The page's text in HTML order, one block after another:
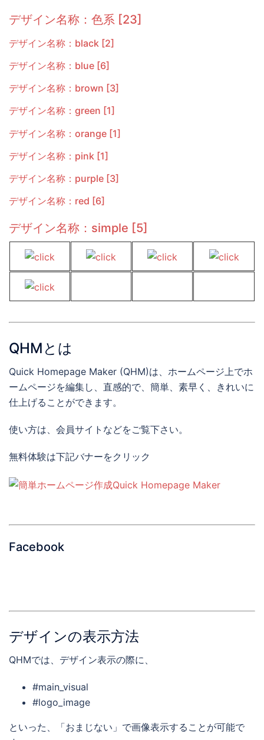
デザイン名称：色系 [23]
デザイン名称：black [2]
デザイン名称：blue [6]
デザイン名称：brown [3]
デザイン名称：green [1]
デザイン名称：orange [1]
デザイン名称：pink [1]
デザイン名称：purple [3]
デザイン名称：red [6]
デザイン名称：simple [5]
QHMとは
Quick Homepage Maker (QHM)は、ホームページ上でホ
ームページを編集し、直感的で、簡単、素早く、きれいに
仕上げることができます。
使い方は、会員サイトなどをご覧下さい。
無料体験は下記バナーをクリック
Facebook
デザインの表示方法
QHMでは、デザイン表示の際に、
#main_visual
#logo_image
といった、「おまじない」で画像表示することが可能で